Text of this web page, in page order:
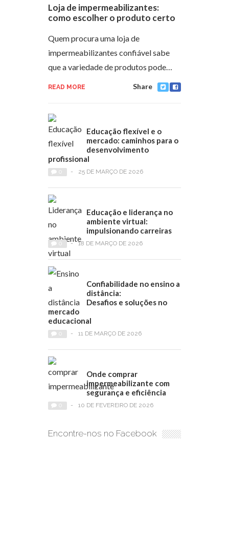
Loja de impermeabilizantes:
como escolher o produto certo
Quem procura uma loja de
impermeabilizantes confiável sabe
que a variedade de produtos pode…
READ MORE Share
Educação flexível e o
mercado: caminhos para o
desenvolvimento
profissional
- 25 DE MARÇO DE 2026
Educação e liderança no
ambiente virtual:
impulsionando carreiras
- 18 DE MARÇO DE 2026
Confiabilidade no ensino a
distância:
Desafios e soluções no
mercado
educacional
- 11 DE MARÇO DE 2026
Onde comprar
impermeabilizante com
segurança e eficiência
- 10 DE FEVEREIRO DE 2026
Encontre-nos no Facebook